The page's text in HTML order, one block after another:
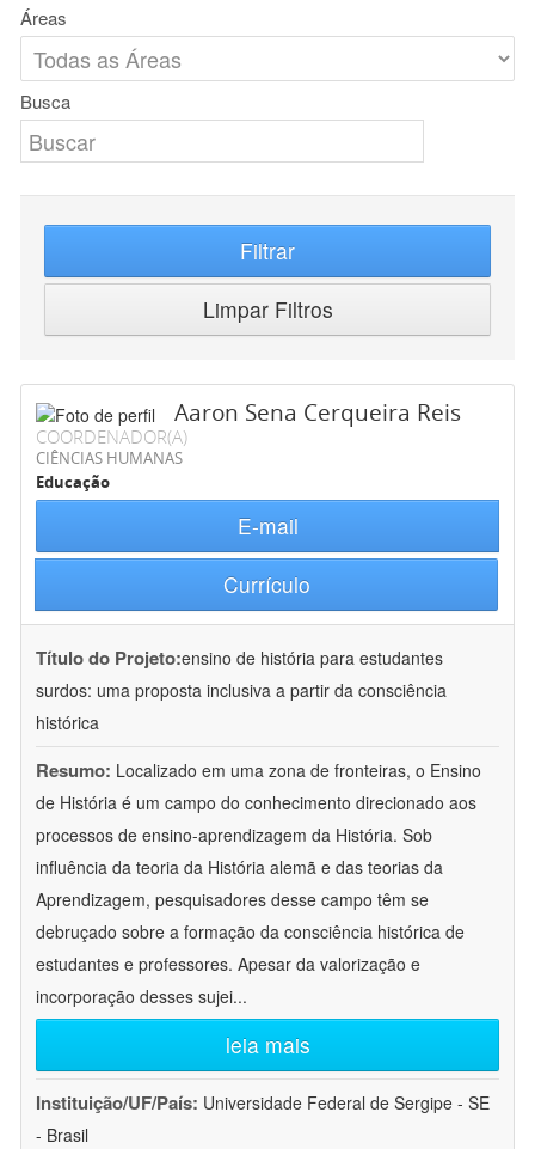
Áreas
Busca
Filtrar
Limpar Filtros
Aaron Sena Cerqueira Reis
COORDENADOR(A)
CIÊNCIAS HUMANAS
Educação
E-mail
Currículo
Título do Projeto:ensino de história para estudantes
surdos: uma proposta inclusiva a partir da consciência
histórica
Resumo: Localizado em uma zona de fronteiras, o Ensino
de História é um campo do conhecimento direcionado aos
processos de ensino-aprendizagem da História. Sob
influência da teoria da História alemã e das teorias da
Aprendizagem, pesquisadores desse campo têm se
debruçado sobre a formação da consciência histórica de
estudantes e professores. Apesar da valorização e
incorporação desses sujei...
leia mais
Instituição/UF/País: Universidade Federal de Sergipe - SE
- Brasil